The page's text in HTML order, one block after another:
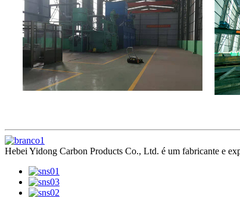
Hebei Yidong Carbon Products Co., Ltd. é um fabricante e